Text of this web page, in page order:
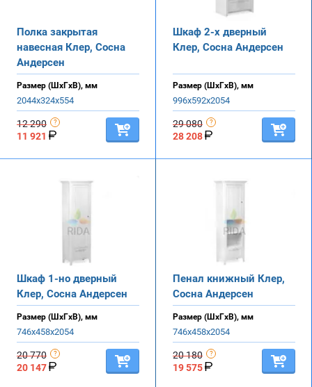
Полка закрытая
навесная Клер, Сосна
Андерсен
Размер (ШхГхВ), мм
2044х324х554
12 290
11 921
Шкаф 2-х дверный
Клер, Сосна Андерсен
Размер (ШхГхВ), мм
996х592х2054
29 080
28 208
Шкаф 1-но дверный
Клер, Сосна Андерсен
Размер (ШхГхВ), мм
746х458х2054
20 770
20 147
Пенал книжный Клер,
Сосна Андерсен
Размер (ШхГхВ), мм
746х458х2054
20 180
19 575